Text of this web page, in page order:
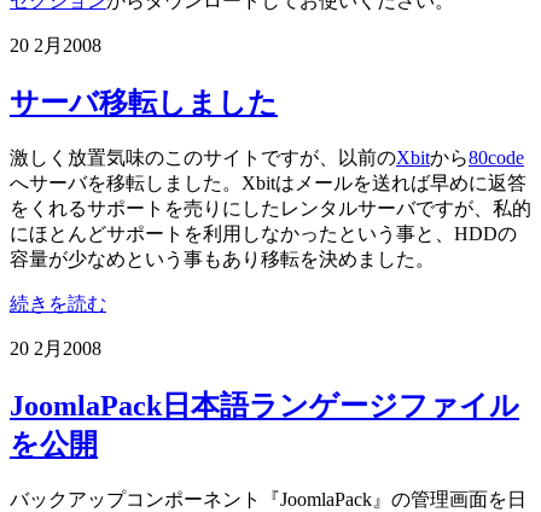
20 2月 2008
サーバ移転しました
激しく放置気味のこのサイトですが、以前のXbitから80code
へサーバを移転しました。Xbitはメールを送れば早めに返答
をくれるサポートを売りにしたレンタルサーバですが、私的
にほとんどサポートを利用しなかったという事と、HDDの
容量が少なめという事もあり移転を決めました。
続きを読む
20 2月 2008
JoomlaPack日本語ランゲージファイル
を公開
バックアップコンポーネント『JoomlaPack』の管理画面を日